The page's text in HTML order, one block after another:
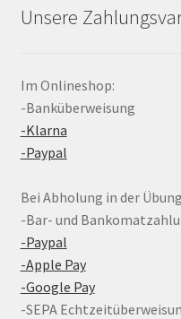
Unsere
Im Onlineshop:
-Banküberweisung
-Klarna
-Paypal
Bei Abholung in der
-Bar- und
-Paypal
-Apple Pay
-Google Pay
-SEPA